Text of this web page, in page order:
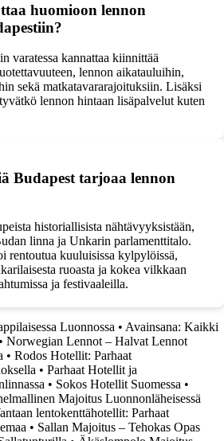
huomioon lennon
varatessa kannattaa kiinnittää
lennon aikatauluihin,
sekä matkatavararajoituksiin. Lisäksi
lennon hintaan lisäpalvelut kuten
Budapest tarjoaa lennon
historiallisista nähtävyyksistään,
linna ja Unkarin parlamenttitalo.
rentoutua kuuluisissa kylpylöissä,
ruoasta ja kokea vilkkaan
ja festivaaleilla.
Luonnossa • Avainsana: Kaikki
• Norwegian Lennot – Halvat Lennot
• Rodos Hotellit: Parhaat
• Parhaat Hotellit ja
• Sokos Hotellit Suomessa •
Majoitus Luonnonläheisessä
lentokenttähotellit: Parhaat
• Sallan Majoitus – Tehokas Opas